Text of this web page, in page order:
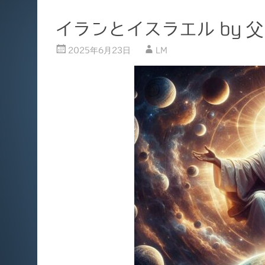
イランとイスラエル by
2025年6月23日 LM